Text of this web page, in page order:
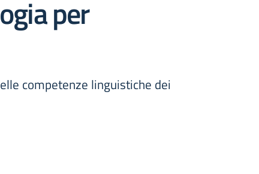
per
competenze linguistiche dei